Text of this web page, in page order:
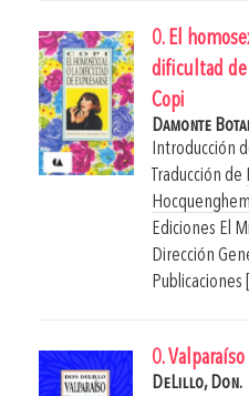
0. El
dificultad de
Copi
Damonte
Introducción
Traducción de
Hocquenghem
Ediciones El
Dirección
Publicaciones
0. Valparaíso
DeLillo, Don.